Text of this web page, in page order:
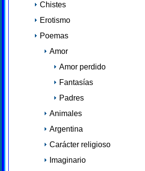
Chistes
Erotismo
Poemas
Amor
Amor perdido
Fantasías
Padres
Animales
Argentina
Carácter religioso
Imaginario